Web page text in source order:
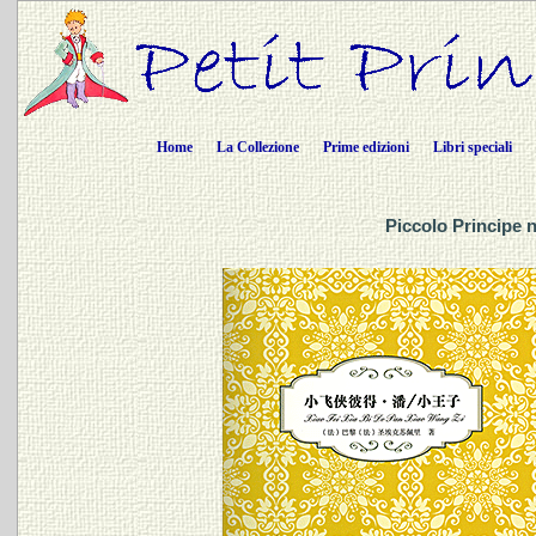
Home La Collezione Prime edizioni Libri speciali
Piccolo Principe